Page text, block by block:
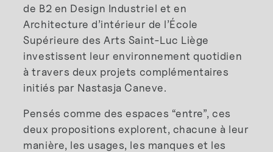
de B2 en Design Industriel et en
Architecture d’intérieur de l’École
Supérieure des Arts Saint-Luc Liège
investissent leur environnement quotidien
à travers deux projets complémentaires
initiés par Nastasja Caneve.
Pensés comme des espaces “entre”, ces
deux propositions explorent, chacune à leur
manière, les usages, les manques et les